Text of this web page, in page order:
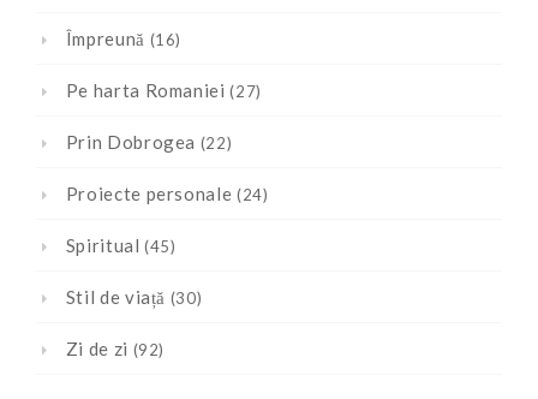
Împreună (16)
Pe harta Romaniei (27)
Prin Dobrogea (22)
Proiecte personale (24)
Spiritual (45)
Stil de viață (30)
Zi de zi (92)